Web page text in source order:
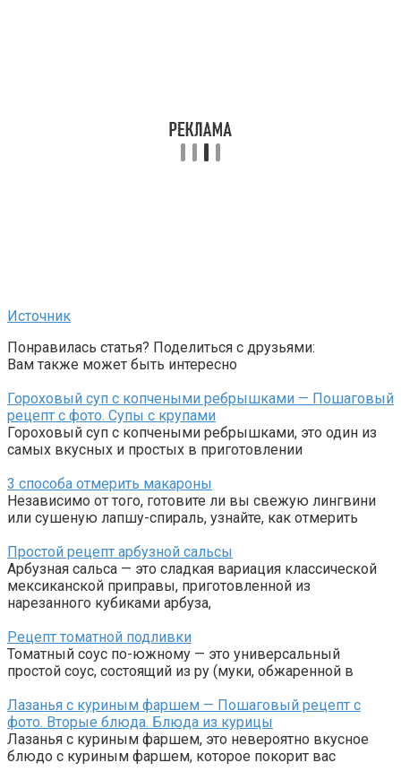
Источник
Понравилась статья? Поделиться с друзьями:
Вам также может быть интересно
Гороховый суп с копчеными ребрышками — Пошаговый
рецепт с фото. Супы с крупами
Гороховый суп с копчеными ребрышками, это один из
самых вкусных и простых в приготовлении
3 способа отмерить макароны
Независимо от того, готовите ли вы свежую лингвини
или сушеную лапшу-спираль, узнайте, как отмерить
Простой рецепт арбузной сальсы
Арбузная сальса — это сладкая вариация классической
мексиканской приправы, приготовленной из
нарезанного кубиками арбуза,
Рецепт томатной подливки
Томатный соус по-южному — это универсальный
простой соус, состоящий из ру (муки, обжаренной в
Лазанья с куриным фаршем — Пошаговый рецепт с
фото. Вторые блюда. Блюда из курицы
Лазанья с куриным фаршем, это невероятно вкусное
блюдо с куриным фаршем, которое покорит вас